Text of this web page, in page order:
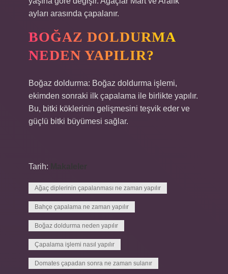
ayları arasında çapalanır.
BOĞAZ DOLDURMA
NEDEN YAPILIR?
Boğaz doldurma: Boğaz doldurma işlemi,
ekimden sonraki ilk çapalama ile birlikte yapılır.
Bu, bitki köklerinin gelişmesini teşvik eder ve
güçlü bitki büyümesi sağlar.
Tarih:
Ağaç diplerinin çapalanması ne zaman yapılır
Bahçe çapalama ne zaman yapılır
Boğaz doldurma neden yapılır
Çapalama işlemi nasıl yapılır
Domates çapadan sonra ne zaman sulanır